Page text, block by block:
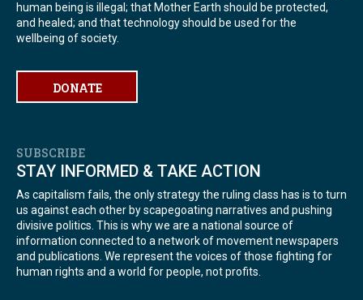
human being is illegal; that Mother Earth should be protected,
and healed; and that technology should be used for the
wellbeing of society.
DONATE
SUBSCRIBE
STAY INFORMED & TAKE ACTION
As capitalism fails, the only strategy the ruling class has is to turn
us against each other by scapegoating narratives and pushing
divisive politics. This is why we are a national source of
information connected to a network of movement newspapers
and publications. We represent the voices of those fighting for
human rights and a world for people, not profits.